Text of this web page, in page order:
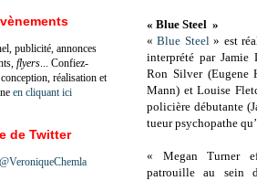
« Blue Steel »
«Blue Steel» est
interprété par Jamie
Ron Silver (Eugene
Mann) et Louise
policière débutante
tueur psychopathe
« Megan Turner
patrouille au sein
publicité, annonces
flyers ... Confiez-
réalisation et
en cliquant ici
de Twitter